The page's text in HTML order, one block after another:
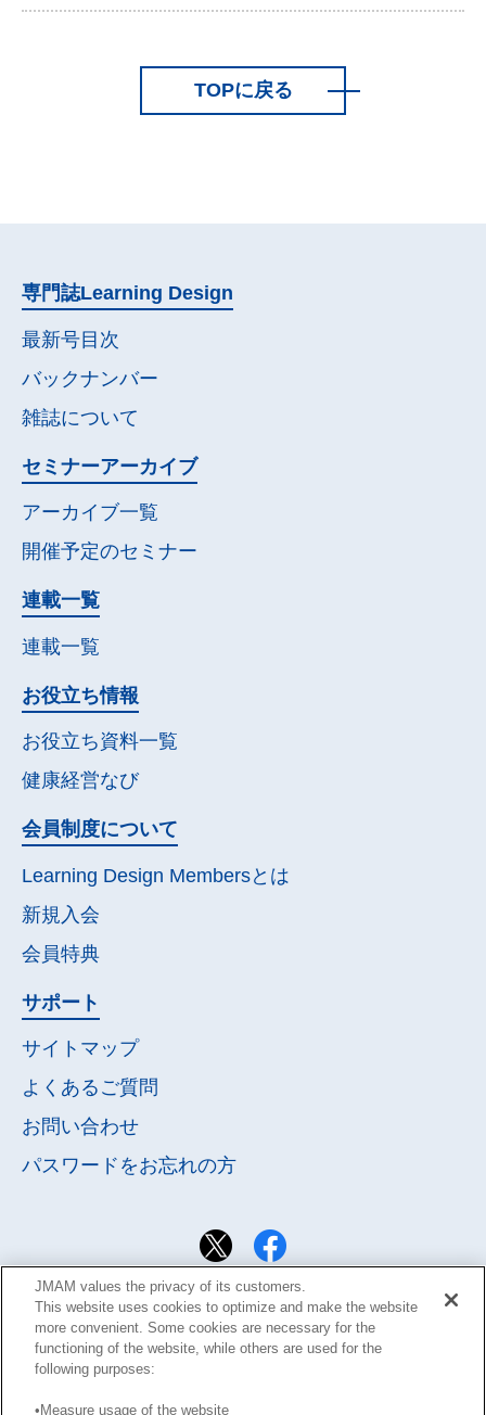
TOPに戻る
専門誌Learning Design
最新号目次
バックナンバー
雑誌について
セミナーアーカイブ
アーカイブ一覧
開催予定のセミナー
連載一覧
連載一覧
お役立ち情報
お役立ち資料一覧
健康経営なび
会員制度について
Learning Design Membersとは
新規入会
会員特典
サポート
サイトマップ
よくあるご質問
お問い合わせ
パスワードをお忘れの方
JMAM values the privacy of its customers.
This website uses cookies to optimize and make the website
more convenient. Some cookies are necessary for the
functioning of the website, while others are used for the
following purposes:
•Measure usage of the website